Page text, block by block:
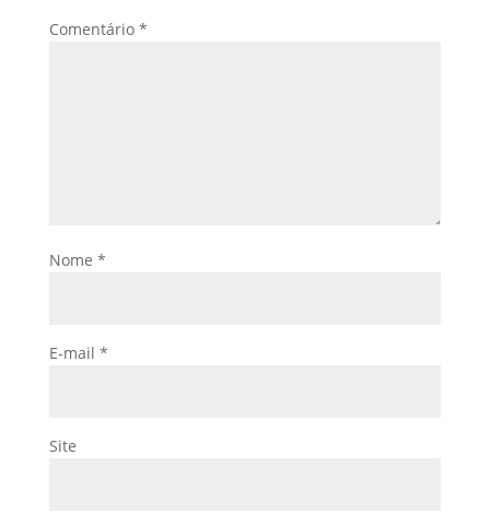
Comentário *
Nome *
E-mail *
Site